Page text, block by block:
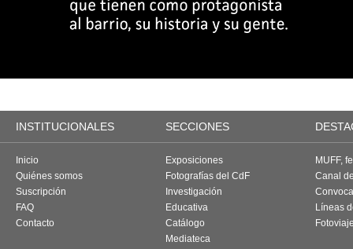
INSTITUCIONALES SECCIONES
Inicio
Quiénes somos
Suscripción
FAQ
Contacto
Exposiciones
Fotografías del CdF
Investigación
Educativa
Catálogo
Mediateca
MUFF,
Canal
Líneas